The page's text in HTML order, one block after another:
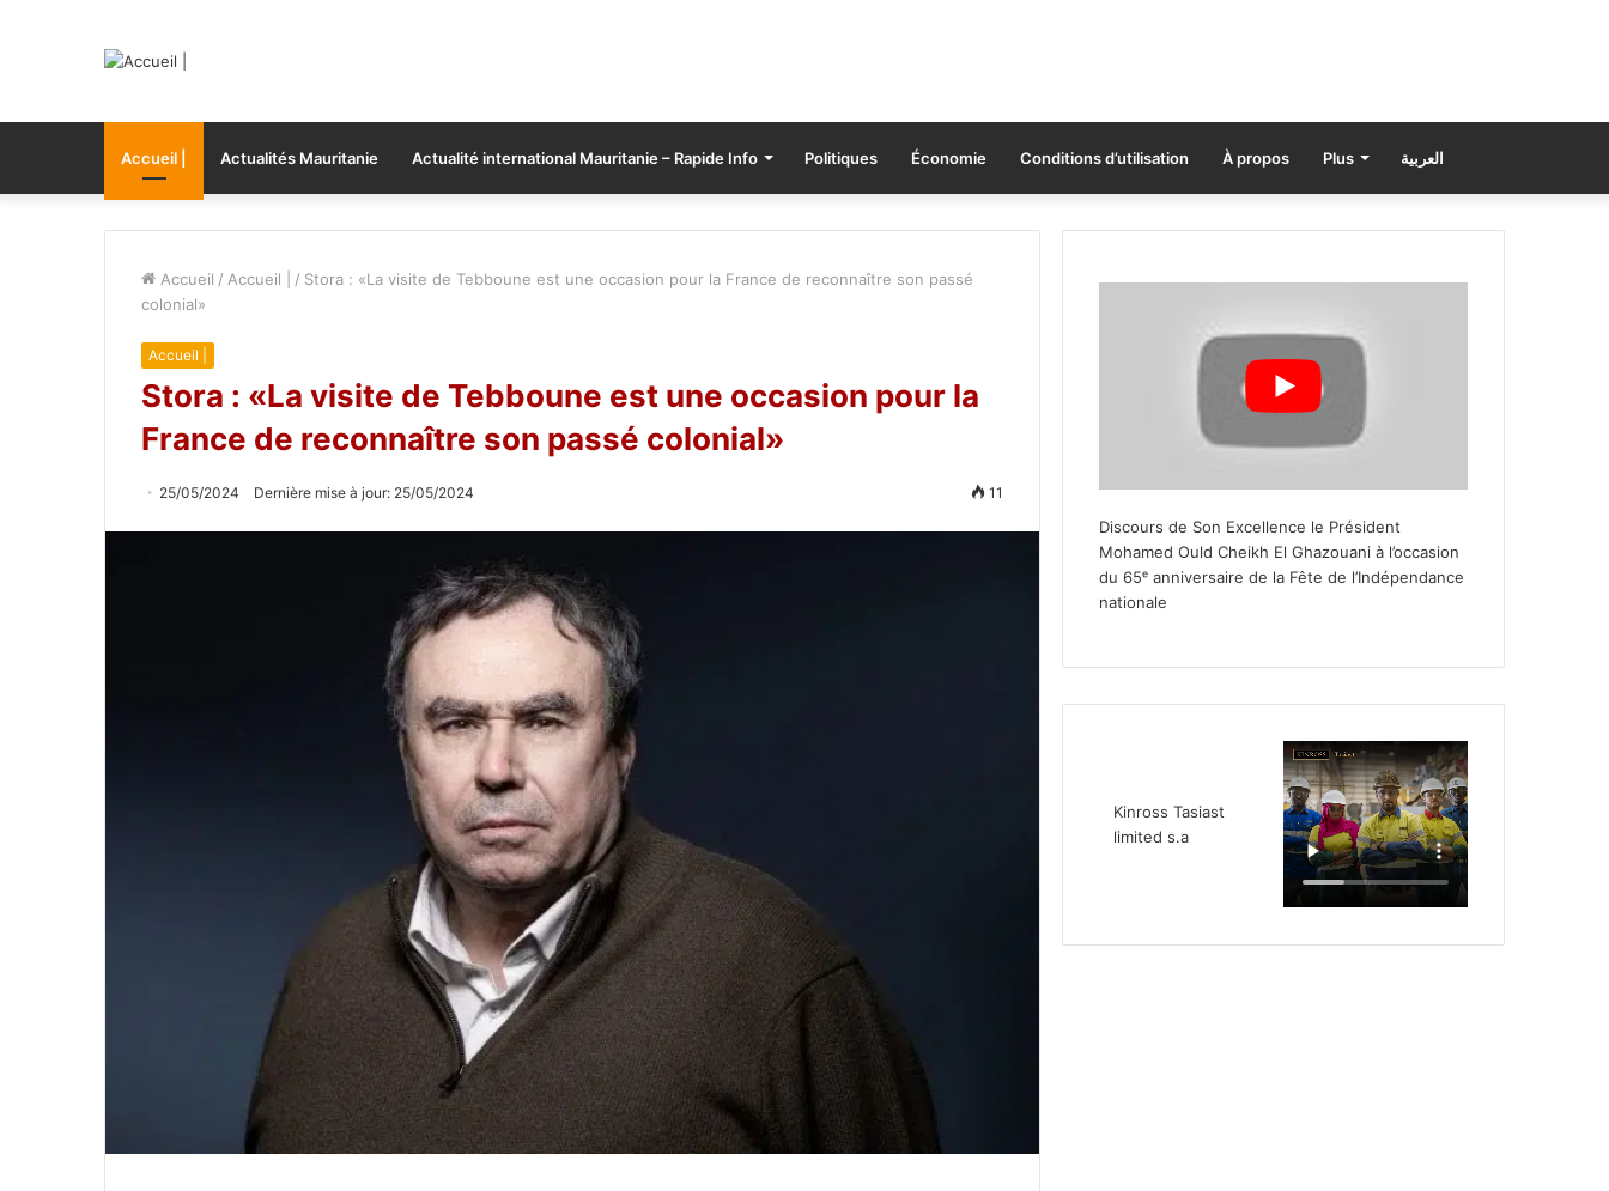
Accueil | Actualités Mauritanie Actualité international Mauritanie – Rapide Info Politiques Économie Conditions d’utilisation À propos Plus العربية
Accueil / Accueil | / Stora : «La visite de Tebboune est une occasion pour la France de reconnaître son passé
colonial»
Accueil |
Stora : «La visite de Tebboune est une occasion pour la
France de reconnaître son passé colonial»
25/05/2024 Dernière mise à jour: 25/05/2024 11
Discours de Son Excellence le Président
Mohamed Ould Cheikh El Ghazouani à l’occasion
du 65ᵉ anniversaire de la Fête de l’Indépendance
nationale
Kinross Tasiast
limited s.a